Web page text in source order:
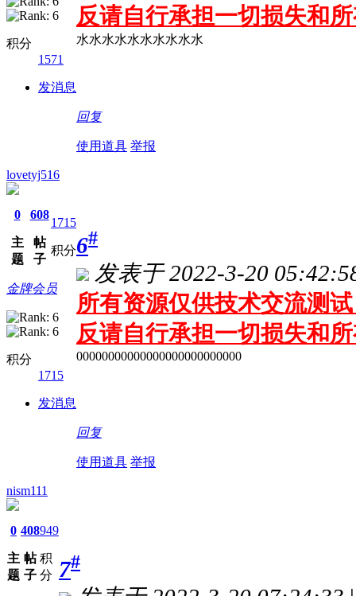
积分
1571
发消息
反请自行承担一切损失和
水水水水水水水水水水
回复
使用道具 举报
lovetyj516
0
主
题
608
帖
子
1715
积分
金牌会员
积分
1715
发消息
6#
发表于 2022-3-20
所有资源仅供技术交流测
反请自行承担一切损失和
00000000000000000000000000
回复
使用道具 举报
nism111
0
主
题
408
帖
子
949
积
分 7#